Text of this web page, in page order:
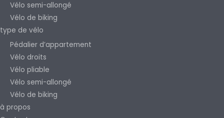
Vélo semi-allongé
Vélo de biking
type de vélo
Pédalier d’appartement
Vélo droits
Vélo pliable
Vélo semi-allongé
Vélo de biking
à propos